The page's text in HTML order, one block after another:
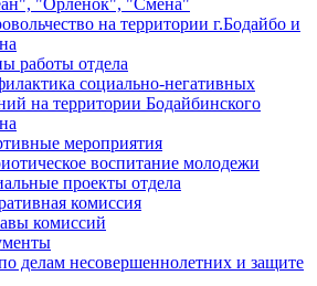
"Орленок", "Смена"
на территории г.Бодайбо и
работы отдела
социально-негативных
на территории Бодайбинского
мероприятия
воспитание молодежи
проекты отдела
комиссия
комиссий
делам несовершеннолетних и защите